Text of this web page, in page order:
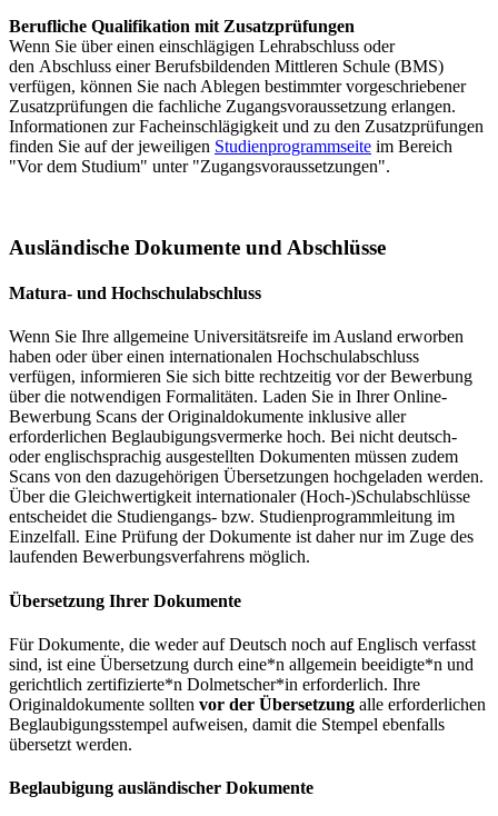
Berufliche Qualifikation mit Zusatzprüfungen
Wenn Sie über einen einschlägigen Lehrabschluss oder
den Abschluss einer Berufsbildenden Mittleren Schule (BMS)
verfügen, können Sie nach Ablegen bestimmter vorgeschriebener
Zusatzprüfungen die fachliche Zugangsvoraussetzung erlangen.
Informationen zur Facheinschlägigkeit und zu den Zusatzprüfungen
finden Sie auf der jeweiligen Studienprogrammseite im Bereich
"Vor dem Studium" unter "Zugangsvoraussetzungen".
Ausländische Dokumente und Abschlüsse
Matura- und Hochschulabschluss
Wenn Sie Ihre allgemeine Universitätsreife im Ausland erworben
haben oder über einen internationalen Hochschulabschluss
verfügen, informieren Sie sich bitte rechtzeitig vor der Bewerbung
über die notwendigen Formalitäten. Laden Sie in Ihrer Online-
Bewerbung Scans der Originaldokumente inklusive aller
erforderlichen Beglaubigungsvermerke hoch. Bei nicht deutsch-
oder englischsprachig ausgestellten Dokumenten müssen zudem
Scans von den dazugehörigen Übersetzungen hochgeladen werden.
Über die Gleichwertigkeit internationaler (Hoch-)Schulabschlüsse
entscheidet die Studiengangs- bzw. Studienprogrammleitung im
Einzelfall. Eine Prüfung der Dokumente ist daher nur im Zuge des
laufenden Bewerbungsverfahrens möglich.
Übersetzung Ihrer Dokumente
Für Dokumente, die weder auf Deutsch noch auf Englisch verfasst
sind, ist eine Übersetzung durch eine*n allgemein beeidigte*n und
gerichtlich zertifizierte*n Dolmetscher*in erforderlich. Ihre
Originaldokumente sollten vor der Übersetzung alle erforderlichen
Beglaubigungsstempel aufweisen, damit die Stempel ebenfalls
übersetzt werden.
Beglaubigung ausländischer Dokumente